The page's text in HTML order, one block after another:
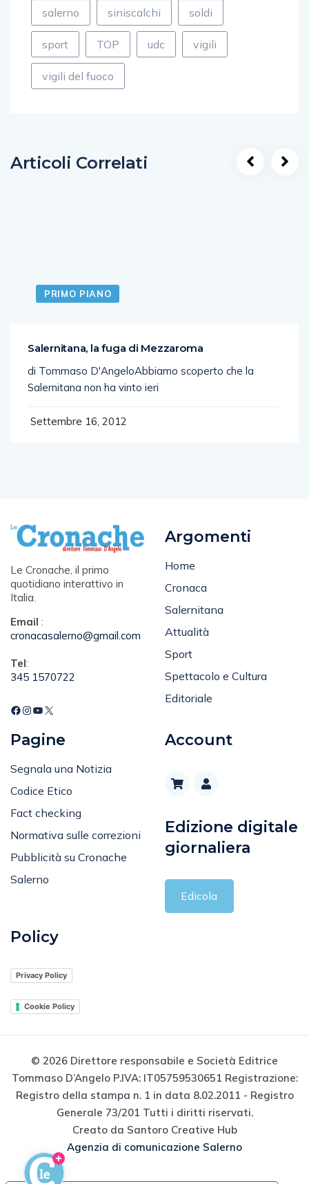
salerno siniscalchi soldi
sport TOP udc vigili
vigili del fuoco
Articoli Correlati
PRIMO PIANO
Salernitana, la fuga di Mezzaroma
di Tommaso D'AngeloAbbiamo scoperto che la
Salernitana non ha vinto ieri
Settembre 16, 2012
Le Cronache, il primo
quotidiano interattivo in
Italia.
Email :
cronacasalerno@gmail.com
Tel:
345 1570722
Argomenti
Home
Cronaca
Salernitana
Attualità
Sport
Spettacolo e Cultura
Editoriale
Pagine
Segnala una Notizia
Codice Etico
Fact checking
Normativa sulle correzioni
Pubblicità su Cronache
Salerno
Account
Edizione digitale
giornaliera
Edicola
Policy
Privacy Policy
Cookie Policy
© 2026 Direttore responsabile e Società Editrice
Tommaso D’Angelo P.IVA: IT05759530651 Registrazione:
Registro della stampa n. 1 in data 8.02.2011 - Registro
Generale 73/201 Tutti i diritti riservati.
Creato da Santoro Creative Hub
Agenzia di comunicazione Salerno